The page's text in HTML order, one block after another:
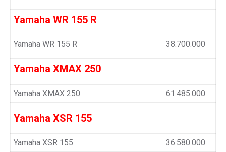
Yamaha WR 155 R
Yamaha WR 155 R 38.700.000
Yamaha XMAX 250
Yamaha XMAX 250 61.485.000
Yamaha XSR 155
Yamaha XSR 155 36.580.000